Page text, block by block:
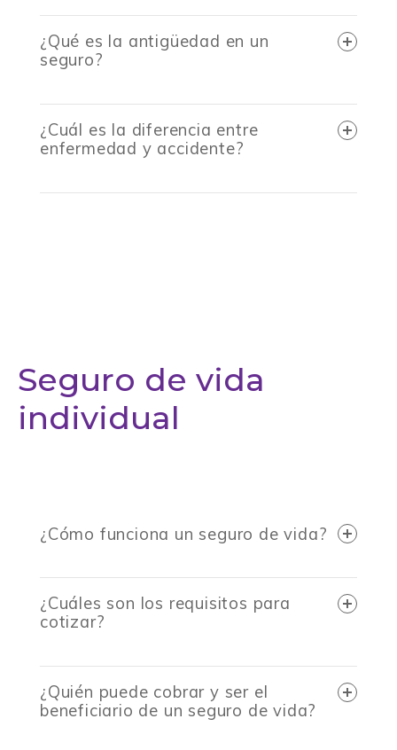
¿Qué es la antigüedad en un
seguro?
¿Cuál es la diferencia entre
enfermedad y accidente?
Seguro de vida
individual
¿Cómo funciona un seguro de vida?
¿Cuáles son los requisitos para
cotizar?
¿Quién puede cobrar y ser el
beneficiario de un seguro de vida?